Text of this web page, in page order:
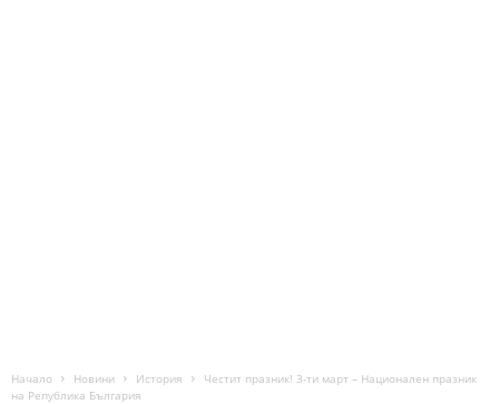
Начало Новини История
Честит празник! 3-ти март – Национален празник
на Република България